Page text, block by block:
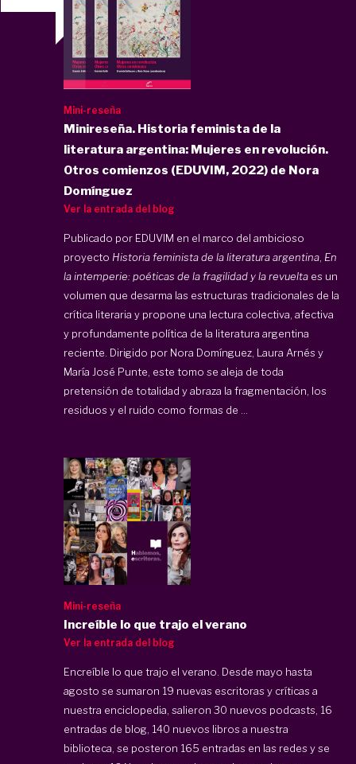
Mini-reseña
Minireseña. Historia feminista de la
literatura argentina: Mujeres en revolución.
Otros comienzos (EDUVIM, 2022) de Nora
Domínguez
Ver la entrada del blog
Publicado por EDUVIM en el marco del ambicioso
proyecto Historia feminista de la literatura argentina En
la intemperie: poéticas de la fragilidad y la revuelta es un
volumen que desarma las estructuras tradicionales de la
crítica literaria y propone una lectura colectiva, afectiva
y profundamente política de la literatura argentina
reciente. Dirigido por Nora Domínguez, Laura Arnés y
María José Punte, este tomo se aleja de toda
pretensión de totalidad y abraza la fragmentación, los
residuos y el ruido como formas de ...
Mini-reseña
Increíble lo que trajo el verano
Ver la entrada del blog
Encreíble lo que trajo el verano. Desde mayo hasta
agosto se sumaron 19 nuevas escritoras y críticas a
nuestra enciclopedia, salieron 30 nuevos podcasts, 16
entradas de blog, 140 nuevos libros a nuestra
biblioteca, se posteron 165 entradas en las redes y se